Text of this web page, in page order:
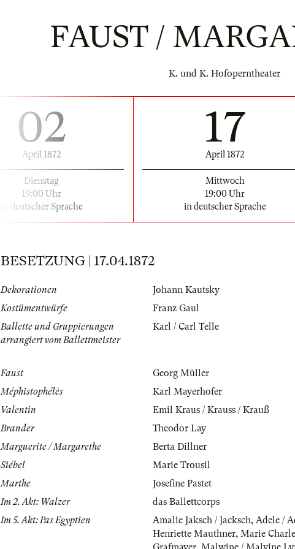
FAUST /
K. und K. Hofoperntheater
02
April 1872
Dienstag
19:00 Uhr
in deutscher Sprache
17
April 1872
Mittwoch
19:00 Uhr
in deutscher Sprache
BESETZUNG | 17.04.1872
Dekorationen
Johann Kautsky
Kostümentwürfe
Franz Gaul
Ballette und Gruppierungen
arrangiert vom Ballettmeister
Karl / Carl Telle
Faust
Georg Müller
Méphistophélès
Karl Mayerhofer
Valentin
Emil Kraus / Krauss / Krauß
Brander
Theodor Lay
Marguerite / Margarethe
Berta Dillner
Siébel
Marie Trousil
Marthe
Josefine Pastet
Im 2. Akt: Walzer
das Ballettcorps
Im 5. Akt: Pas Egyptien
Amalie Jaksch / Jacksch, Adele /
Henriette Mauthner, Marie